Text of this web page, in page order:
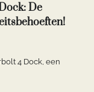
De
4 Dock, een